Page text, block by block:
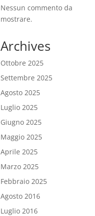
Nessun commento da
mostrare.
Archives
Ottobre 2025
Settembre 2025
Agosto 2025
Luglio 2025
Giugno 2025
Maggio 2025
Aprile 2025
Marzo 2025
Febbraio 2025
Agosto 2016
Luglio 2016